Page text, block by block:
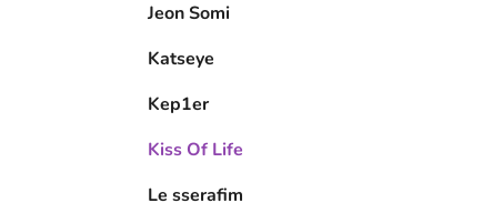
Jeon Somi
Katseye
Kep1er
Kiss Of Life
Le sserafim